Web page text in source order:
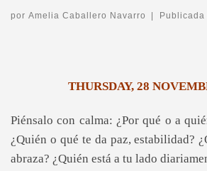
por Amelia Caballero Navarro Publicada
THURSDAY, 28
Piénsalo con calma: ¿Por qué o a
¿Quién o qué te da paz, estabilidad?
abraza? ¿Quién está a tu lado